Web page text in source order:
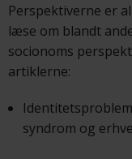
Perspektiverne er
læse om blandt
socionoms
artiklerne:
syndrom og